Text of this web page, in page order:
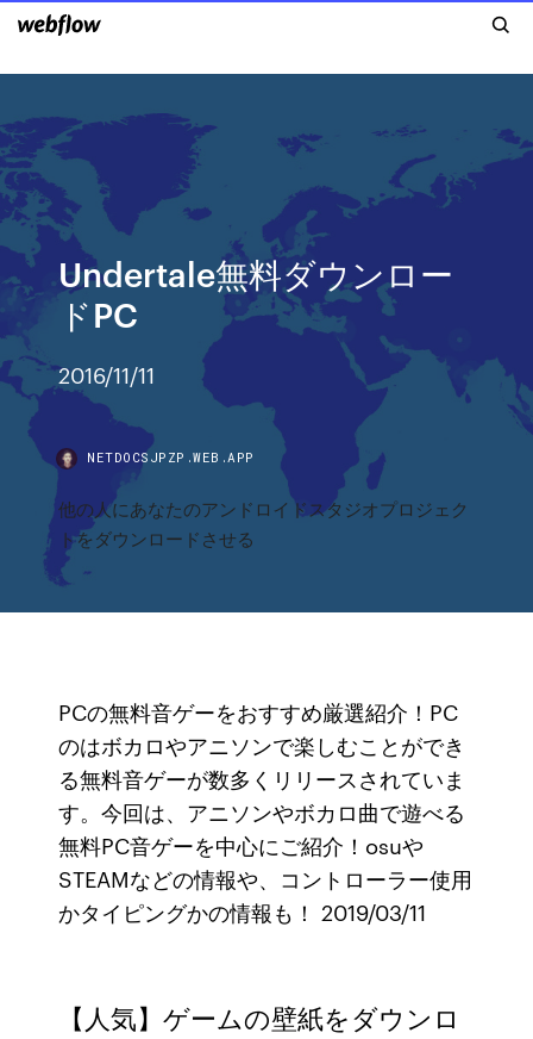
Undertale無料ダウンロー
ドPC
2016/11/11
NETDOCSJPZP.WEB.APP
他の人にあなたのアンドロイドスタジオプロジェク
トをダウンロードさせる
PCの無料音ゲーをおすすめ厳選紹介！PC
のはボカロやアニソンで楽しむことができ
る無料音ゲーが数多くリリースされていま
す。今回は、アニソンやボカロ曲で遊べる
無料PC音ゲーを中心にご紹介！osuや
STEAMなどの情報や、コントローラー使用
かタイピングかの情報も！ 2019/03/11
【人気】ゲームの壁紙をダウンロ